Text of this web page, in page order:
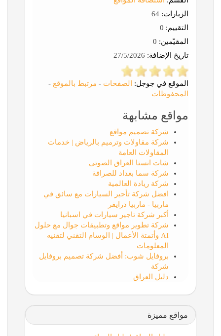
الزيارات:
التقييم:
المقيّمين:
تاريخ الإضافة:
الموقع في جوجل: الصفحات - مرتبط بالموقع -
المحفوظات
مواقع مشابهة
شركة تصميم مواقع
شركة مقاولات وترميم بالرياض | خدمات
المقاولات العامة
شات انستا العراق الصوتي
شركة سما بغداد للصرافة
شركة ريادة العالمية
افضل شركة تأجير السيارات مع سائق في
ماربيا - ماربيا درايفر
أكبر شركة تاجير سيارات في اسبانيا
شركة تطوير مواقع وتطبيقات جوال مع حلول
AI وأتمتة الأعمال | الوسام التقني لتقنيه
المعلومات
بروفايل شوب: أفضل شركة تصميم بروفايل
شركة
دليل العراق
مواقع مميزة